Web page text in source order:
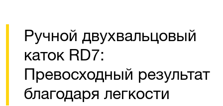
Ручной двухвальцовый
каток RD7:
Превосходный результат
благодаря легкости